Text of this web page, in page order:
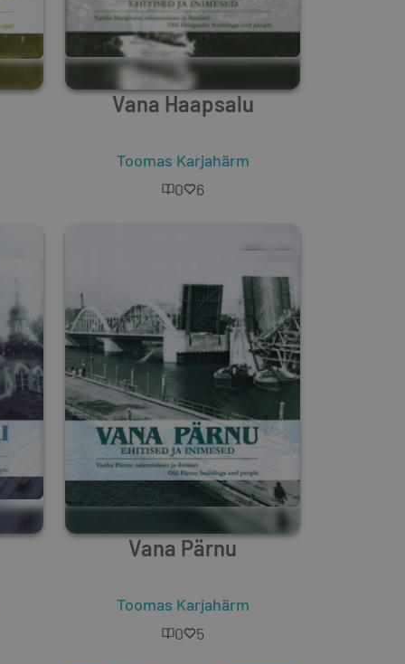
Vana Haapsalu
Toomas Karjahärm
0
6
Vana Pärnu
Toomas Karjahärm
0
5